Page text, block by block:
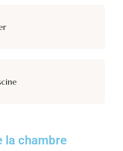
la chambre